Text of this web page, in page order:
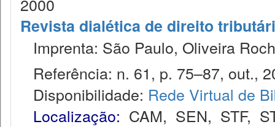
Revista dialética de direito
Imprenta: São Paulo, Oliveira
Referência: n. 61, p. 75–87, out.,
Disponibilidade: Rede Virtual de
Localização: CAM, SEN, STF,